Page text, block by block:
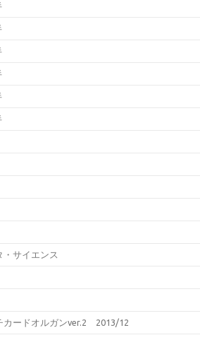
・サイエンス
カードオルガンver.2 2013/12